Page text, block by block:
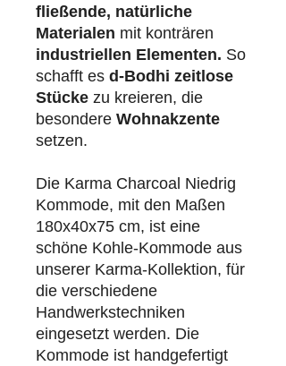
fließende, natürliche
Materialen mit konträren
industriellen Elementen. So
schafft es d-Bodhi zeitlose
Stücke zu kreieren, die
besondere Wohnakzente
setzen.
Die Karma Charcoal Niedrig
Kommode, mit den Maßen
180x40x75 cm, ist eine
schöne Kohle-Kommode aus
unserer Karma-Kollektion, für
die verschiedene
Handwerkstechniken
eingesetzt werden. Die
Kommode ist handgefertigt